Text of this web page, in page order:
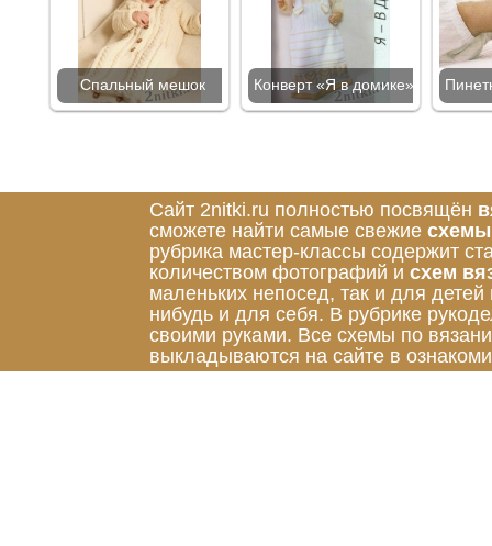
Спальный мешок Конверт «Я в домике»
Сайт 2nitki.ru полностью посвящён
сможете найти самые свежие схемы
рубрика мастер-классы содержит
количеством фотографий и схем
маленьких непосед, так и для
нибудь и для себя. В рубрике
своими руками. Все схемы по
выкладываются на сайте в